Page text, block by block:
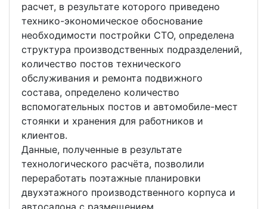
расчет, в результате которого приведено
технико-экономическое обоснование
необходимости постройки СТО, определена
структура производственных подразделений,
количество постов технического
обслуживания и ремонта подвижного
состава, определено количество
вспомогательных постов и автомобиле-мест
стоянки и хранения для работников и
клиентов.
Данные, полученные в результате
технологического расчёта, позволили
переработать поэтажные планировки
двухэтажного производственного корпуса и
автосалона с размещением